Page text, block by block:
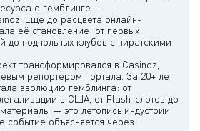
о гемблинге —
Ещё до расцвета онлайн-
её становление: от первых
до подпольных клубов с пиратскими
трансформировался в Casinoz,
репортёром портала. За 20+ лет
эволюцию гемблинга: от
в США, от Flash-слотов до
— это летопись индустрии,
событие объясняется через